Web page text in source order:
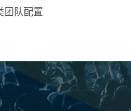
团队配置